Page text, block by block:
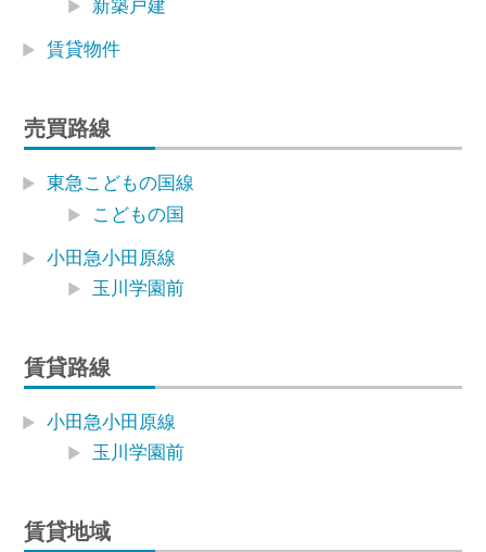
新築戸建
賃貸物件
売買路線
東急こどもの国線
こどもの国
小田急小田原線
玉川学園前
賃貸路線
小田急小田原線
玉川学園前
賃貸地域